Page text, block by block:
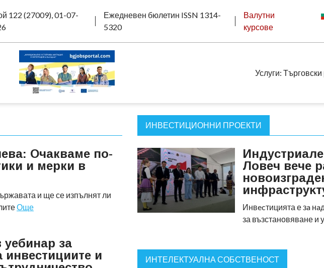
122 (27009), 01-07-
Ежедневен бюлетин ISSN 1314-
5320
Валутни
курсове
Услуги:
Очакваме по-
и мерки в
и ще се изпълнят ли
Още
за
инвестициите и
ИНВЕСТИЦИОННИ ПРОЕКТИ
Лoвeч вeчe
Инвecтицията е зa
за възстановяване и
ИНТЕЛЕКТУАЛНА СОБСТВЕНОСТ